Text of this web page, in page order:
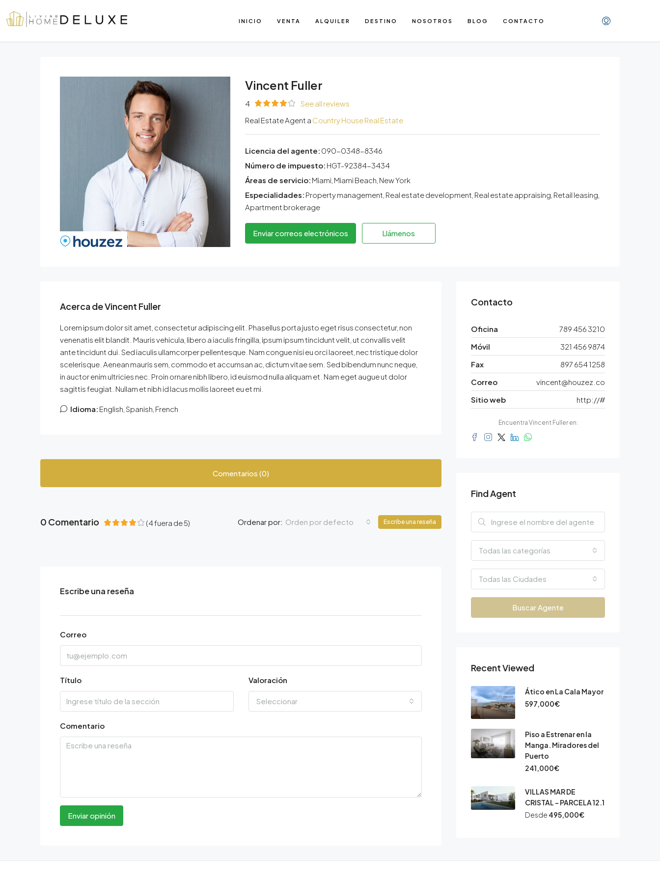
INICIO VENTA ALQUILER DESTINO NOSOTROS BLOG CONTACTO
Vincent Fuller
4
See all reviews
Real Estate Agent a Country House Real Estate
Licencia del agente: 090-0348-8346
Número de impuesto: HGT-92384-3434
Áreas de servicio: Miami, Miami Beach, New York
Especialidades: Property management, Real estate development, Real estate appraising, Retail leasing,
Apartment brokerage
Enviar correos electrónicos Llámenos
Acerca de Vincent Fuller
Lorem ipsum dolor sit amet, consectetur adipiscing elit. Phasellus porta justo eget risus consectetur, non
venenatis elit blandit. Mauris vehicula, libero a iaculis fringilla, ipsum ipsum tincidunt velit, ut convallis velit
ante tincidunt dui. Sed iaculis ullamcorper pellentesque. Nam congue nisi eu orci laoreet, nec tristique dolor
scelerisque. Aenean mauris sem, commodo et accumsan ac, dictum vitae sem. Sed bibendum nunc neque,
in auctor enim ultricies nec. Proin ornare nibh libero, id euismod nulla aliquam et. Nam eget augue ut dolor
sagittis feugiat. Nullam et nibh id lacus mollis laoreet eu et mi.
Idioma: English, Spanish, French
Comentarios (0)
0 Comentario (4fuera de5) Ordenar por: Orden por defecto Escribe una reseña
Escribe una reseña
Correo
Título Valoración
Seleccionar
Comentario
Enviar opinión
Contacto
Oficina
789 456 3210
Móvil
321 456 9874
Fax
897 654 1258
Correo
vincent@houzez.co
Sitio web
http://#
Encuentra Vincent Fuller en:
Find Agent
Todas las categorías
Todas las Ciudades
Buscar Agente
Recent Viewed
Ático en La Cala Mayor
597,000€
Piso a Estrenar en la
Manga. Miradores del
Puerto
241,000€
VILLAS MAR DE
CRISTAL – PARCELA 12.1
Desde 495,000€